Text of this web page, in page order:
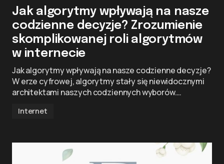
Jak algorytmy wpływają na nasze
codzienne decyzje? Zrozumienie
skomplikowanej roli algorytmów
w internecie
Jak algorytmy wpływają na nasze codzienne decyzje?
W erze cyfrowej, algorytmy stały się niewidocznymi
architektami naszych codziennych wyborów.…
Internet